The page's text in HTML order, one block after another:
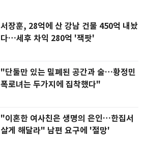
서장훈, 28억에 산 강남 건물 450억 내놨
다…세후 차익 280억 '잭팟'
"단둘만 있는 밀폐된 공간과 술…황정민
폭로녀는 두가지에 집착했다"
"이혼한 여사친은 생명의 은인…한집서
살게 해달라" 남편 요구에 '절망'